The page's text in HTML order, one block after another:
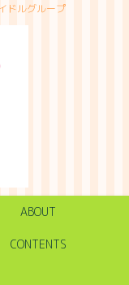
ドルグループ
ABOUT
CONTENTS